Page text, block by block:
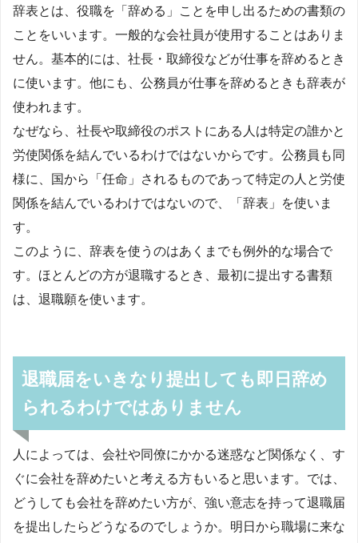
辞表とは、役職を「辞める」ことを申し出るための書類の
ことをいいます。一般的な会社員が使用することはありま
せん。基本的には、社長・取締役などが仕事を辞めるとき
に使います。他にも、公務員が仕事を辞めるときも辞表が
使われます。
なぜなら、社長や取締役のポストにある人は特定の誰かと
労使関係を結んでいるわけではないからです。公務員も同
様に、国から「任命」されるものであって特定の人と労使
関係を結んでいるわけではないので、「辞表」を使いま
す。
このように、辞表を使うのはあくまでも例外的な場合で
す。ほとんどの方が退職するとき、最初に提出する書類
は、退職願を使います。
退職届をいきなり提出しても即日辞め
られるわけではありません
人によっては、会社や同僚にかかる迷惑など関係なく、す
ぐに会社を辞めたいと考える方もいると思います。では、
どうしても会社を辞めたい方が、強い意志を持って退職届
を提出したらどうなるのでしょうか。明日から職場に来な